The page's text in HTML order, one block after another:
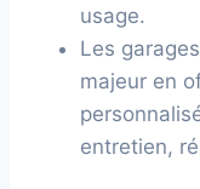
usage.
Les
majeur en
entretien,